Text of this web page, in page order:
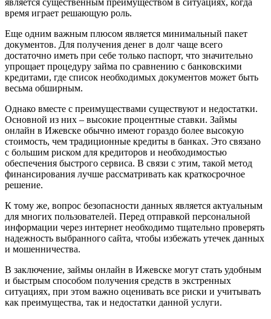
время играет решающую роль.
Еще одним важным плюсом является минимальный пакет
документов. Для получения денег в долг чаще всего
достаточно иметь при себе только паспорт, что значительно
упрощает процедуру займа по сравнению с банковскими
кредитами, где список необходимых документов может быть
весьма обширным.
Однако вместе с преимуществами существуют и недостатки.
Основной из них – высокие процентные ставки. Займы
онлайн в Ижевске обычно имеют гораздо более высокую
стоимость, чем традиционные кредиты в банках. Это связано
с большим риском для кредиторов и необходимостью
обеспечения быстрого сервиса. В связи с этим, такой метод
финансирования лучше рассматривать как краткосрочное
решение.
К тому же, вопрос безопасности данных является актуальным
для многих пользователей. Перед отправкой персональной
информации через интернет необходимо тщательно проверять
надежность выбранного сайта, чтобы избежать утечек данных
и мошенничества.
В заключение, займы онлайн в Ижевске могут стать удобным
и быстрым способом получения средств в экстренных
ситуациях, при этом важно оценивать все риски и учитывать
как преимущества, так и недостатки данной услуги.